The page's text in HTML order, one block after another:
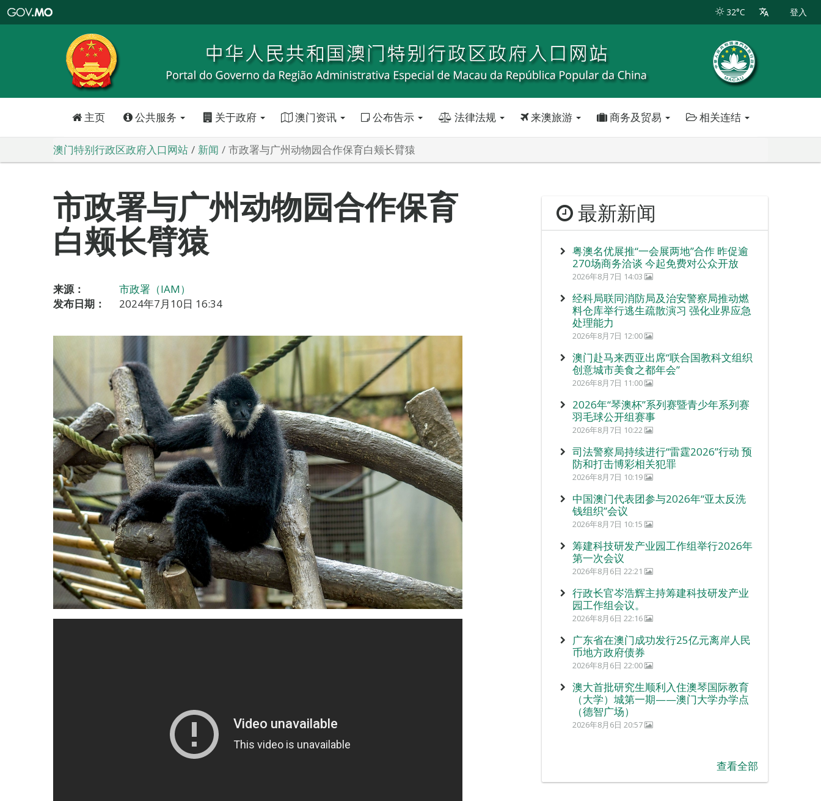
特
政
区
政
口
32°C 登入
主页 公共服务 关于政府 澳门资讯 公布告示 法律法规 来澳旅游 商务及贸易 相关连结
澳门特别行政区政府入口网站 新闻 市政署与广州动物园合作保育白颊长臂猿
市政署与广州动物园合作保育
白颊长臂猿
来源：
市政署（IAM）
发布日期：
2024年7月10日 16:34
最新新闻
粤澳名优展推“一会展两地”合作 昨促逾
270场商务洽谈 今起免费对公众开放
2026年8月7日 14:03
经科局联同消防局及治安警察局推动燃
料仓库举行逃生疏散演习 强化业界应急
处理能力
2026年8月7日 12:00
澳门赴马来西亚出席“联合国教科文组织
创意城市美食之都年会”
2026年8月7日 11:00
2026年“琴澳杯”系列赛暨青少年系列赛
羽毛球公开组赛事
2026年8月7日 10:22
司法警察局持续进行“雷霆2026”行动 预
防和打击博彩相关犯罪
2026年8月7日 10:19
中国澳门代表团参与2026年“亚太反洗
钱组织”会议
2026年8月7日 10:15
筹建科技研发产业园工作组举行2026年
第一次会议
2026年8月6日 22:21
行政长官岑浩辉主持筹建科技研发产业
园工作组会议。
2026年8月6日 22:16
广东省在澳门成功发行25亿元离岸人民
币地方政府债券
2026年8月6日 22:00
澳大首批研究生顺利入住澳琴国际教育
（大学）城第一期——澳门大学办学点
（德智广场）
2026年8月6日 20:57
查看全部